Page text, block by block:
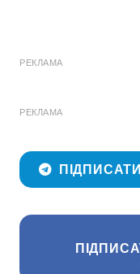
РЕКЛАМА
РЕКЛАМА